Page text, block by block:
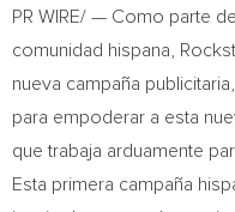
PR WIRE/ — Como parte
comunidad hispana,
nueva campaña
para empoderar a esta
que trabaja arduamente
Esta primera campaña